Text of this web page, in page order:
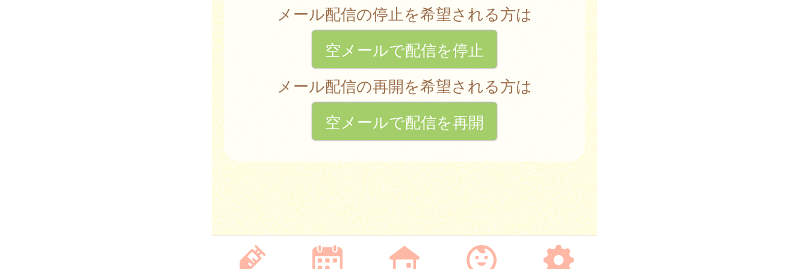
メール配信の停止を希望される方は
空メールで配信を停止
メール配信の再開を希望される方は
空メールで配信を再開